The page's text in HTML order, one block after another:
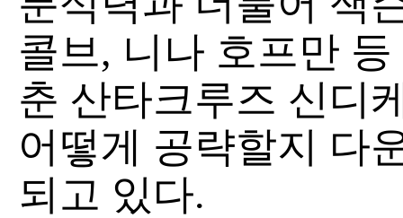
콜브, 니나 호프만
춘 산타크루즈 신디
어떻게 공략할지 다
되고 있다.